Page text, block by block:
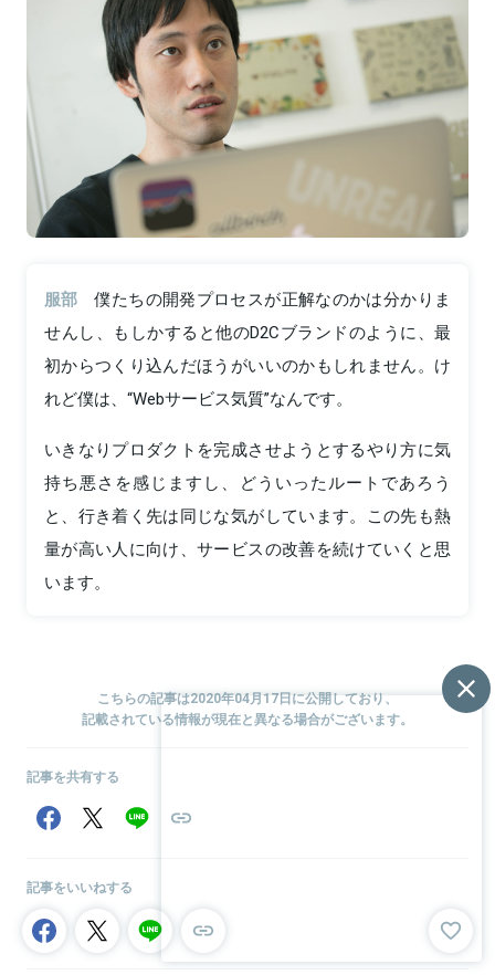
服部
僕たちの開発プロセスが正解なのかは分かりま
せんし、もしかすると他のD2Cブランドのように、最
初からつくり込んだほうがいいのかもしれません。け
れど僕は、“Webサービス気質”なんです。
いきなりプロダクトを完成させようとするやり方に気
持ち悪さを感じますし、どういったルートであろう
と、行き着く先は同じな気がしています。この先も熱
量が高い人に向け、サービスの改善を続けていくと思
います。
こちらの記事は2020年04月17日に公開しており、
記載されている情報が現在と異なる場合がございます。
記事を共有する
記事をいいねする